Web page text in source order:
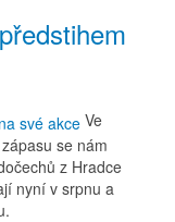
Ve
se nám
z Hradce
nyní v srpnu a